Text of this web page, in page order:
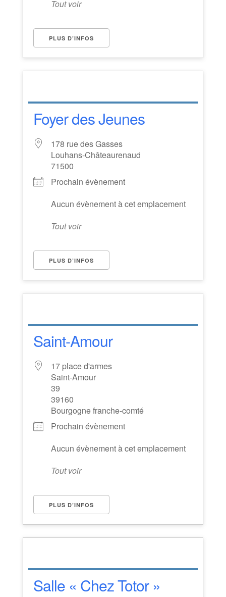
Tout voir
PLUS D’INFOS
Foyer des Jeunes
178 rue des Gasses
Louhans-Châteaurenaud
71500
Prochain évènement
Aucun évènement à cet emplacement
Tout voir
PLUS D’INFOS
Saint-Amour
17 place d'armes
Saint-Amour
39
39160
Bourgogne franche-comté
Prochain évènement
Aucun évènement à cet emplacement
Tout voir
PLUS D’INFOS
Salle « Chez Totor »